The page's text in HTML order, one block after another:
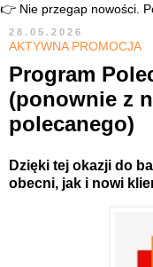
👉 Nie przegap nowości.
28.05.2026
AKTYWNA PROMOCJA
Program
(ponownie z
polecanego)
Dzięki tej okazji do
obecni, jak i nowi